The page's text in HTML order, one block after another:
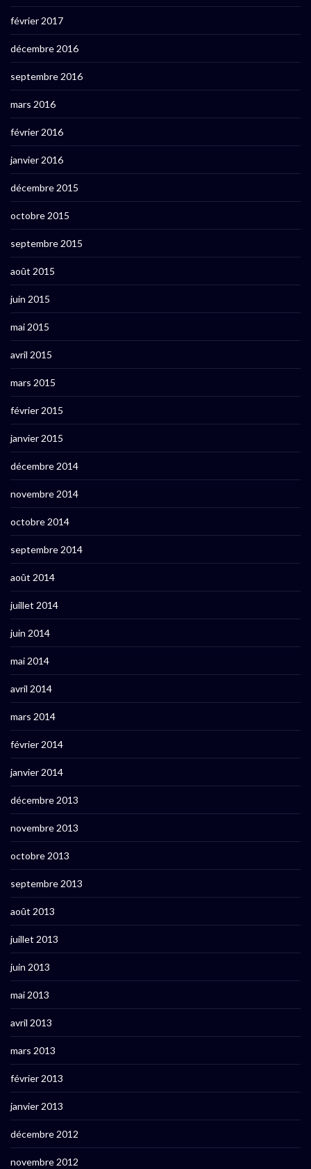
février 2017
décembre 2016
septembre 2016
mars 2016
février 2016
janvier 2016
décembre 2015
octobre 2015
septembre 2015
août 2015
juin 2015
mai 2015
avril 2015
mars 2015
février 2015
janvier 2015
décembre 2014
novembre 2014
octobre 2014
septembre 2014
août 2014
juillet 2014
juin 2014
mai 2014
avril 2014
mars 2014
février 2014
janvier 2014
décembre 2013
novembre 2013
octobre 2013
septembre 2013
août 2013
juillet 2013
juin 2013
mai 2013
avril 2013
mars 2013
février 2013
janvier 2013
décembre 2012
novembre 2012